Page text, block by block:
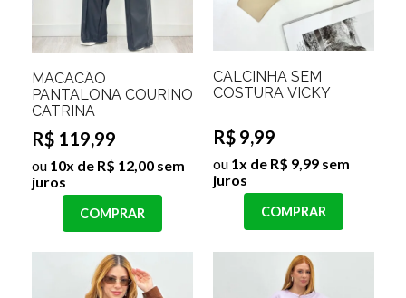
MACACÃO
PANTALONA COURINO
CATRINA
R$ 119,99
ou 10x de R$ 12,00 sem
juros
COMPRAR
CALCINHA SEM
COSTURA VICKY
R$ 9,99
ou 1x de R$ 9,99 sem
juros
COMPRAR